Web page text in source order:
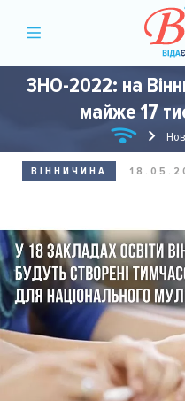
ЗНО-2022: на
майже 17
ВІННИЧИНА